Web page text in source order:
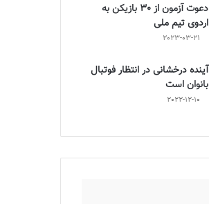
دعوت آزمون از 30 بازیکن به
اردوی تیم ملی
2023-03-21
آینده درخشانی در انتظار فوتبال
بانوان است
2022-12-10